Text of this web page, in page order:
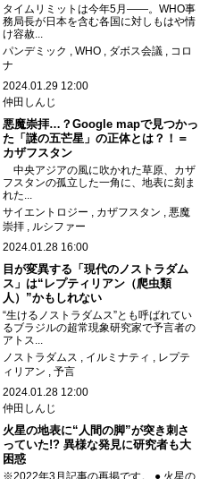
タイムリミットは今年5月――。WHO事
務局長が日本を含む各国に対しもはや情
け容赦...
パンデミック
WHO ダボス会議
コロ
ナ
2024.01.29 12:00
仲田しんじ
悪魔崇拝…？Google mapで見つかっ
た「謎の五芒星」の正体とは？！＝
カザフスタン
中央アジアの風に吹かれた草原、カザ
フスタンの孤立した一角に、地表に刻ま
れた...
サイエントロジー
カザフスタン
悪魔
崇拝
ルシファー
2024.01.28 16:00
目が変異する「現代のノストラダム
ス」は“レプティリアン（爬虫類
人）”かもしれない
“生けるノストラダムス”とも呼ばれてい
るブラジルの超常現象研究家で予言者の
アトス...
ノストラダムス
イルミナティ
レプテ
ィリアン
予言
2024.01.28 12:00
仲田しんじ
火星の地表に“人間の脚”が突き刺さ
っていた!? 異様な発見に研究者も大
困惑
※2022年3月記事の再掲です。 ● 火星の